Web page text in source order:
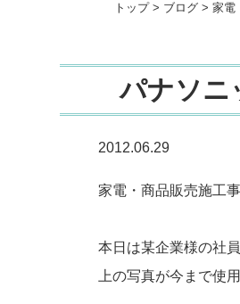
トップ> ブログ> 家電
パナソニ
2012.06.29
家電・商品販売施工
本日は某企業様の社
上の写真が今まで使